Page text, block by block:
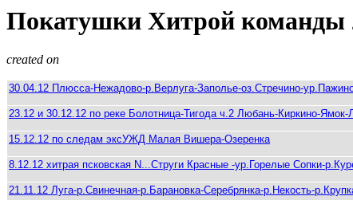
Покатушки Хитрой команды
created on
30.04.12 Плюсса-Нежадово-р.Верлуга-Заполье-оз.Стречино-
23.12 и 30.12.12 по реке Болотница-Тигода ч.2 Любань-Киркино-
15.12.12 по следам эксУЖД Малая Вишера-Озеренка
8.12.12 хитрая псковская N...Cтруги Красные -ур.Горелые Сопки-
21.11.12 Луга-р.Свинечная-р.Барановка-Серебрянка-р.Некость-